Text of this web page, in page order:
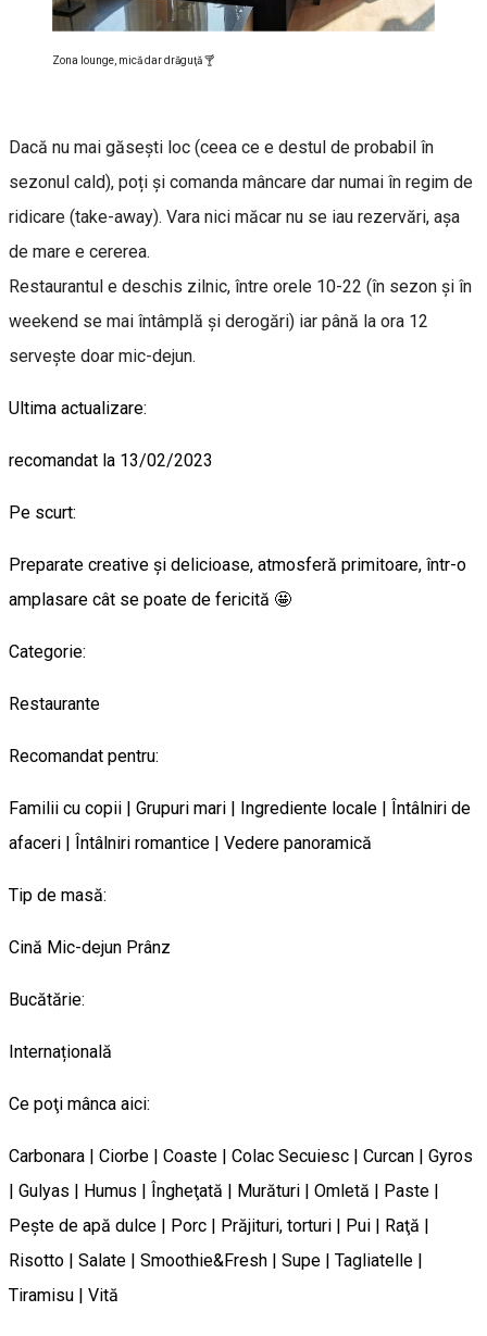
Zona lounge, mică dar drăguţă 🍸
Dacă nu mai găsești loc (ceea ce e destul de probabil în
sezonul cald), poți și comanda mâncare dar numai în regim de
ridicare (take-away). Vara nici măcar nu se iau rezervări, așa
de mare e cererea.
Restaurantul e deschis zilnic, între orele 10-22 (în sezon și în
weekend se mai întâmplă și derogări) iar până la ora 12
servește doar mic-dejun.
Ultima actualizare:
recomandat la 13/02/2023
Pe scurt:
Preparate creative şi delicioase, atmosferă primitoare, într-o
amplasare cât se poate de fericită 🤩
Categorie:
Restaurante
Recomandat pentru:
Familii cu copii | Grupuri mari | Ingrediente locale | Întâlniri de
afaceri | Întâlniri romantice | Vedere panoramică
Tip de masă:
Cină Mic-dejun Prânz
Bucătărie:
Internațională
Ce poţi mânca aici:
Carbonara | Ciorbe | Coaste | Colac Secuiesc | Curcan | Gyros
| Gulyas | Humus | Îngheţată | Murături | Omletă | Paste |
Peşte de apă dulce | Porc | Prăjituri, torturi | Pui | Raţă |
Risotto | Salate | Smoothie&Fresh | Supe | Tagliatelle |
Tiramisu | Vită